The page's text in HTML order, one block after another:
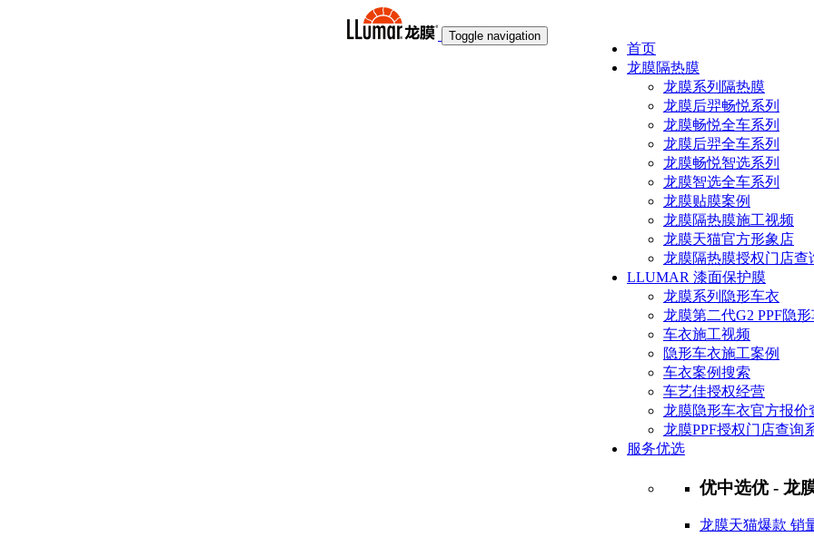
Toggle navigation
首页
龙膜隔热膜
龙膜系列隔热膜
龙膜后羿畅悦系列
龙膜畅悦全车系列
龙膜后羿全车系列
龙膜畅悦智选系列
龙膜智选全车系列
龙膜贴膜案例
龙膜隔热膜施工视频
龙膜天猫官方形象店
龙膜隔热膜授权门店查
LLUMAR 漆面保护膜
龙膜系列隐形车衣
龙膜第二代G2 PPF隐
车衣施工视频
隐形车衣施工案例
车衣案例搜索
车艺佳授权经营
龙膜隐形车衣官方报价
龙膜PPF授权门店查询
服务优选
优中选优 - 龙
龙膜天猫爆款 销